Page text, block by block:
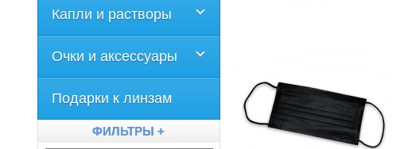
Капли и растворы
Очки и аксессуары
Подарки к линзам
ФИЛЬТРЫ +